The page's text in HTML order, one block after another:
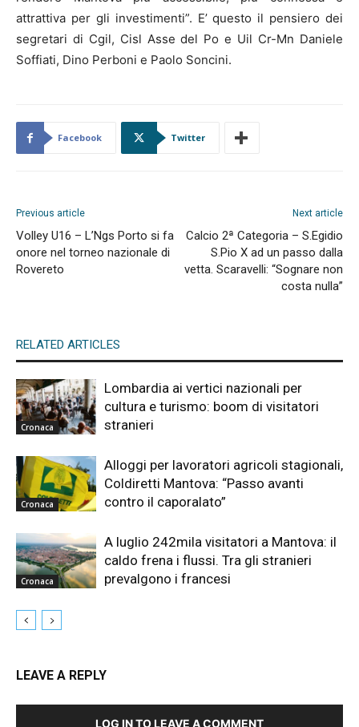
attrattiva per gli investimenti”. E’ questo il pensiero dei
segretari di Cgil, Cisl Asse del Po e Uil Cr-Mn Daniele
Soffiati, Dino Perboni e Paolo Soncini.
Facebook Twitter
Previous article
Volley U16 – L’Ngs Porto si fa
onore nel torneo nazionale di
Rovereto
Next article
Calcio 2ª Categoria – S.Egidio
S.Pio X ad un passo dalla
vetta. Scaravelli: “Sognare non
costa nulla”
RELATED ARTICLES
Cronaca
Lombardia ai vertici nazionali per
cultura e turismo: boom di visitatori
stranieri
Cronaca
Alloggi per lavoratori agricoli stagionali,
Coldiretti Mantova: “Passo avanti
contro il caporalato”
Cronaca
A luglio 242mila visitatori a Mantova: il
caldo frena i flussi. Tra gli stranieri
prevalgono i francesi
LEAVE A REPLY
LOG IN TO LEAVE A COMMENT